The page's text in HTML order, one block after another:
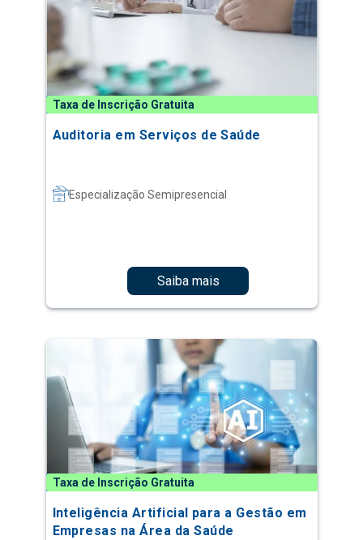
Taxa de Inscrição Gratuita
Auditoria em Serviços de Saúde
Especialização Semipresencial
Saiba mais
Taxa de Inscrição Gratuita
Inteligência Artificial para a Gestão em
Empresas na Área da Saúde